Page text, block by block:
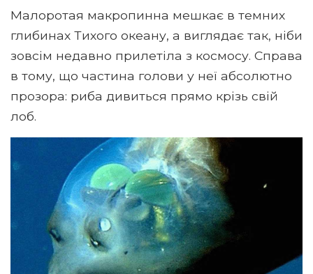
Малоротая макропинна мешкає в темних
глибинах Тихого океану, а виглядає так, ніби
зовсім недавно прилетіла з космосу. Справа
в тому, що частина голови у неї абсолютно
прозора: риба дивиться прямо крізь свій
лоб.